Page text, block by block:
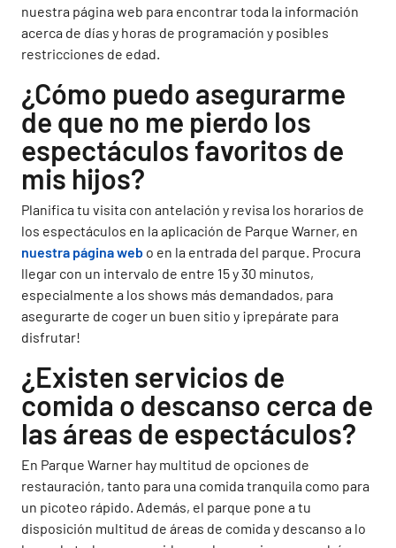
nuestra página web para encontrar toda la información
acerca de días y horas de programación y posibles
restricciones de edad.
¿Cómo puedo asegurarme
de que no me pierdo los
espectáculos favoritos de
mis hijos?
Planifica tu visita con antelación y revisa los horarios de
los espectáculos en la aplicación de Parque Warner, en
nuestra página web o en la entrada del parque. Procura
llegar con un intervalo de entre 15 y 30 minutos,
especialmente a los shows más demandados, para
asegurarte de coger un buen sitio y ¡prepárate para
disfrutar!
¿Existen servicios de
comida o descanso cerca de
las áreas de espectáculos?
En Parque Warner hay multitud de opciones de
restauración, tanto para una comida tranquila como para
un picoteo rápido. Además, el parque pone a tu
disposición multitud de áreas de comida y descanso a lo